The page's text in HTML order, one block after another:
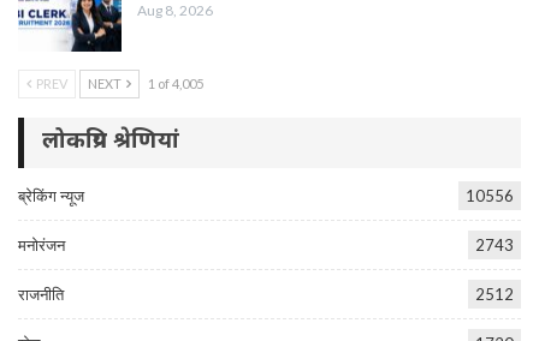
Aug 8, 2026
PREV NEXT 1 of 4,005
लोकप्रिय श्रेणियां
ब्रेकिंग न्यूज 10556
मनोरंजन 2743
राजनीति 2512